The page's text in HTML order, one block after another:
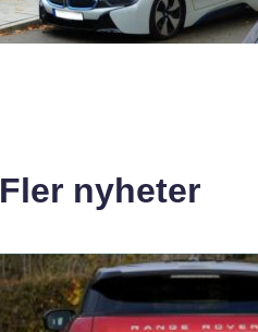
Fler nyheter